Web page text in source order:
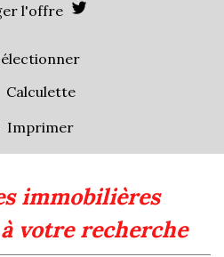
l'offre
Calculette
Imprimer
votre recherche